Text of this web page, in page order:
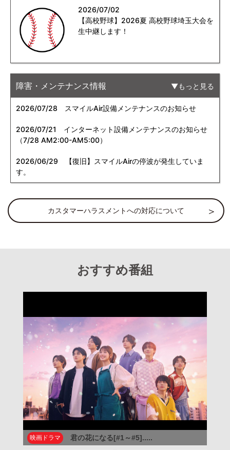
2026/07/02
【高校野球】2026夏 高校野球埼玉大会を
生中継します！
障害・メンテナンス情報 もっと見る
2026/07/28 スマイルAir設備メンテナンスのお知らせ
2026/07/21
インターネット設備メンテナンスのお知らせ
（7/28 AM2:00-AM5:00）
2026/06/29 【復旧】スマイルAirの停波が発生していま
す。
カスタマーハラスメントへの対応について
おすすめ番組